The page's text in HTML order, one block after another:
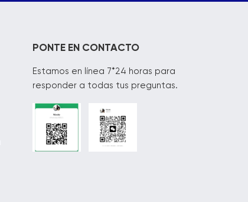
PONTE EN CONTACTO
Estamos en línea 7*24 horas para
responder a todas tus preguntas.